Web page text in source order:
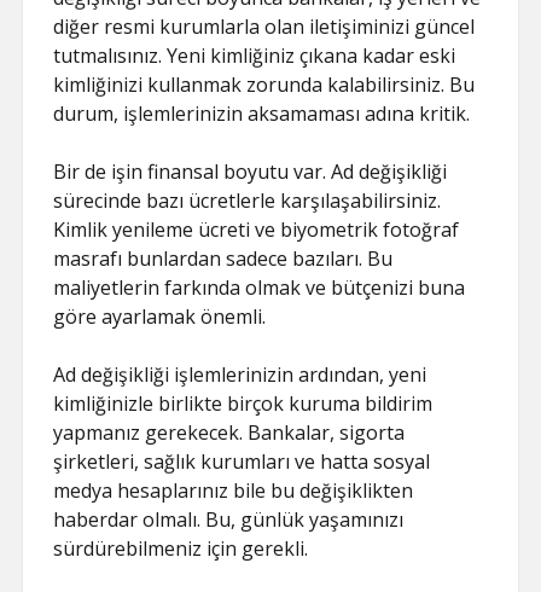
diğer resmi kurumlarla olan iletişiminizi güncel
tutmalısınız. Yeni kimliğiniz çıkana kadar eski
kimliğinizi kullanmak zorunda kalabilirsiniz. Bu
durum, işlemlerinizin aksamaması adına kritik.
Bir de işin finansal boyutu var. Ad değişikliği
sürecinde bazı ücretlerle karşılaşabilirsiniz.
Kimlik yenileme ücreti ve biyometrik fotoğraf
masrafı bunlardan sadece bazıları. Bu
maliyetlerin farkında olmak ve bütçenizi buna
göre ayarlamak önemli.
Ad değişikliği işlemlerinizin ardından, yeni
kimliğinizle birlikte birçok kuruma bildirim
yapmanız gerekecek. Bankalar, sigorta
şirketleri, sağlık kurumları ve hatta sosyal
medya hesaplarınız bile bu değişiklikten
haberdar olmalı. Bu, günlük yaşamınızı
sürdürebilmeniz için gerekli.